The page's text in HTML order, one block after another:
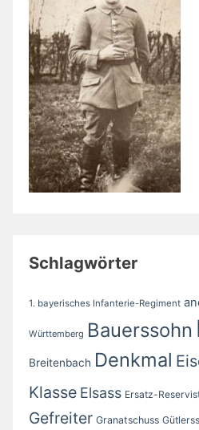
Schlagwörter
1. bayerisches Infanterie-Regiment
Württemberg Bauerssohn
Breitenbach Denkmal
Klasse Elsass Ersatz-
Gefreiter Granatschuss